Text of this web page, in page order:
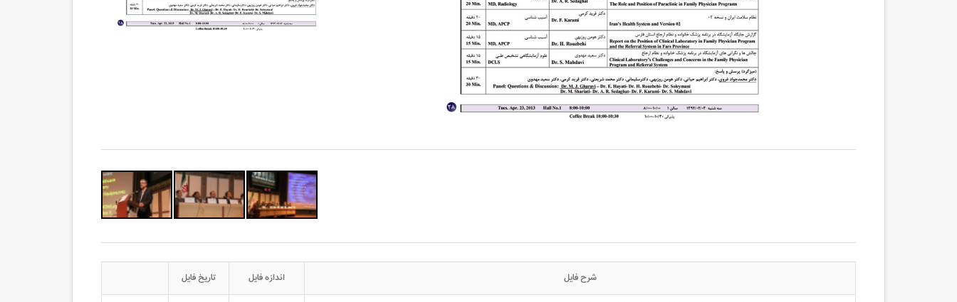
پزشک خانواده و نظام ارجاع 3پزشک خانواده و نظام ارجاع 2پزشک خانواده و نظام ارجاع 1
شرح فایل اندازه فایل تاریخ فایل